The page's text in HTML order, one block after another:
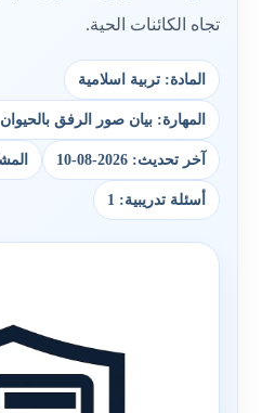
تجاه الكائنات الحية.
المادة: تربية اسلامية
المهارة: بيان صور الرفق
آخر تحديث: 2026-08-10
أسئلة تدريبية: 1